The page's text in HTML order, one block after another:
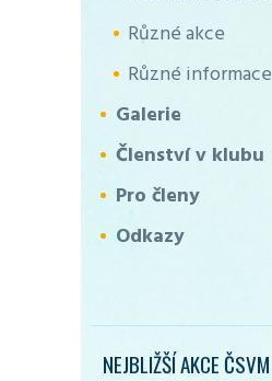
Různé akce
Různé informace
Galerie
Členství v klubu
Pro členy
Odkazy
NEJBLIŽŠÍ AKCE ČSVM